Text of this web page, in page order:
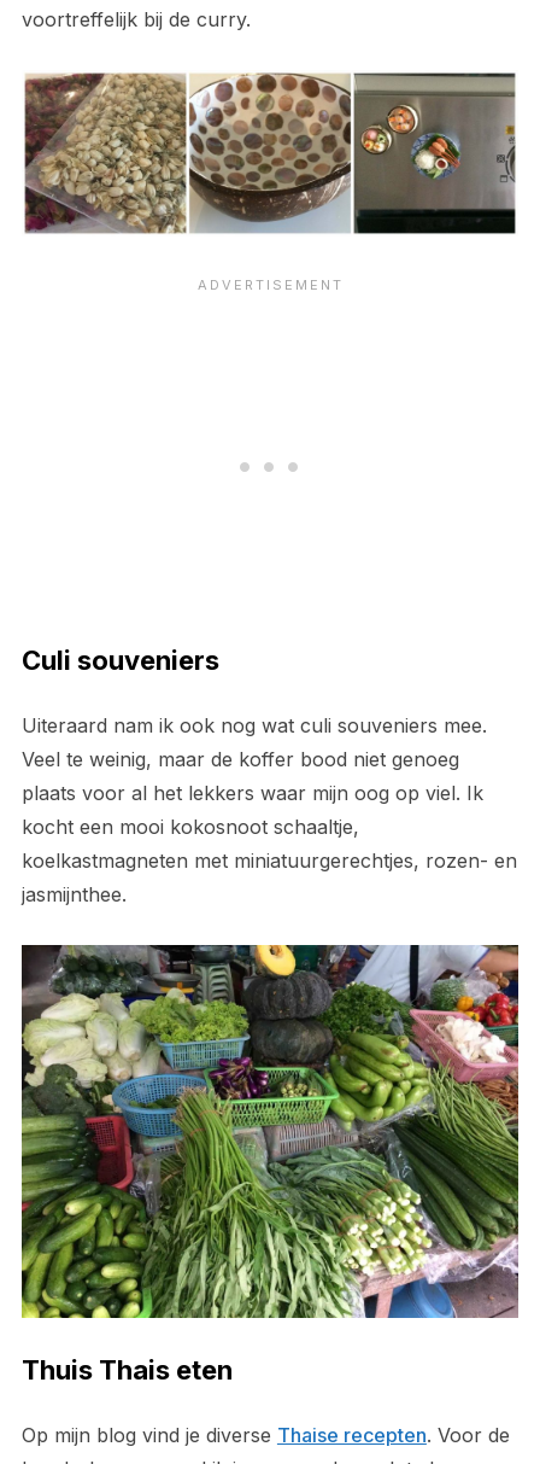
voortreffelijk bij de curry.
Culi souveniers
Uiteraard nam ik ook nog wat culi souveniers mee.
Veel te weinig, maar de koffer bood niet genoeg
plaats voor al het lekkers waar mijn oog op viel. Ik
kocht een mooi kokosnoot schaaltje,
koelkastmagneten met miniatuurgerechtjes, rozen- en
jasmijnthee.
Thuis Thais eten
Op mijn blog vind je diverse Thaise recepten. Voor de